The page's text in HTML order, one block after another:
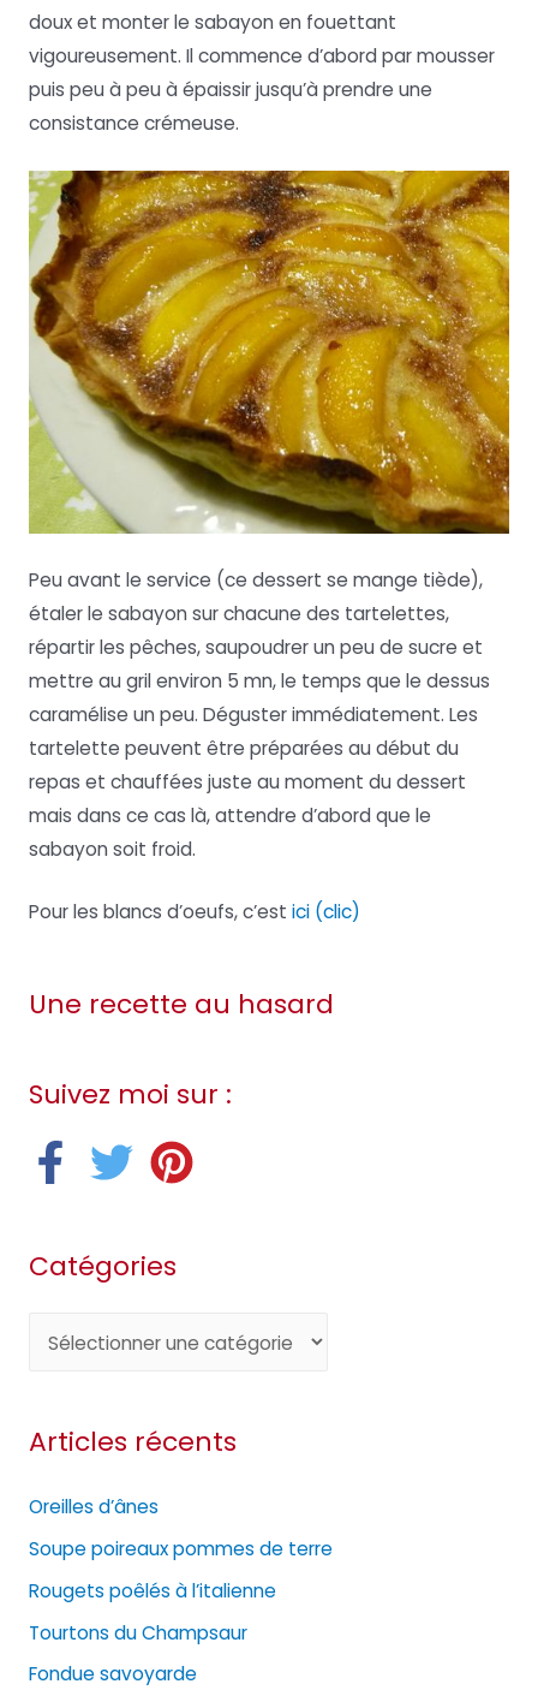
doux et monter le sabayon en fouettant
vigoureusement. Il commence d’abord par mousser
puis peu à peu à épaissir jusqu’à prendre une
consistance crémeuse.
Peu avant le service (ce dessert se mange tiède),
étaler le sabayon sur chacune des tartelettes,
répartir les pêches, saupoudrer un peu de sucre et
mettre au gril environ 5 mn, le temps que le dessus
caramélise un peu. Déguster immédiatement. Les
tartelette peuvent être préparées au début du
repas et chauffées juste au moment du dessert
mais dans ce cas là, attendre d’abord que le
sabayon soit froid.
Pour les blancs d’oeufs, c’est ici (clic)
Une recette au hasard
Suivez moi sur :
Catégories
é
o
r
i
e
s
Articles récents
Oreilles d’ânes
Soupe poireaux pommes de terre
Rougets poêlés à l’italienne
Tourtons du Champsaur
Fondue savoyarde